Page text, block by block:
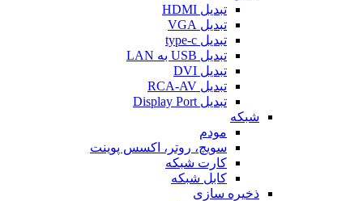
تبدیل HDMI
تبدیل VGA
تبدیل type-c
تبدیل USB به LAN
تبدیل DVI
تبدیل RCA-AV
تبدیل Display Port
شبکه
مودم
سویچ، روتر، اکسس پوینت
کارت شبکه
کابل شبکه
ذخیره سازی